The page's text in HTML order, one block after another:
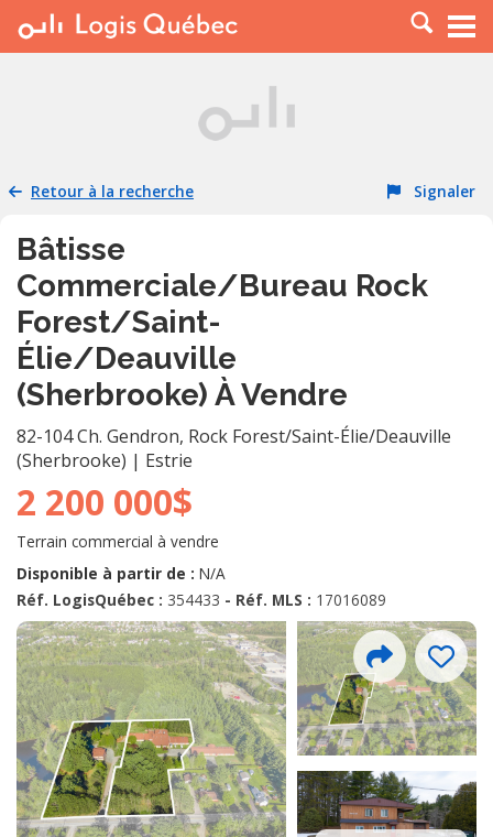
À LOUER
PLACER UNE ANNONCE
RESSOURCES
Retour à la recherche Signaler
Bâtisse
Commerciale/Bureau Rock
Forest/Saint-
Élie/Deauville
(Sherbrooke) À Vendre
82-104 Ch. Gendron, Rock Forest/Saint-Élie/Deauville
(Sherbrooke) | Estrie
2 200 000$
Terrain commercial à vendre
Disponible à partir de : N/A
Réf. LogisQuébec : 354433 - Réf. MLS : 17016089